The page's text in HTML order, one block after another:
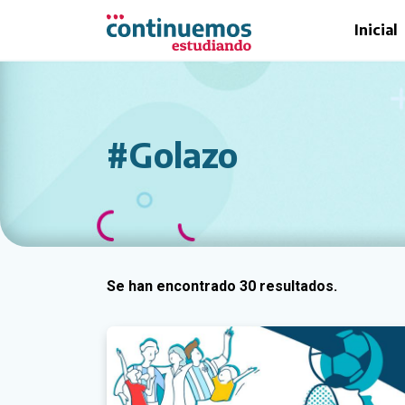
Saltar al contenido principal
Inicial
#Golazo
Se han encontrado 30 resultados.